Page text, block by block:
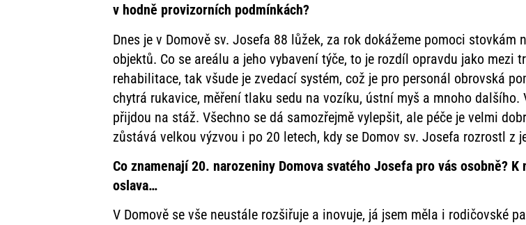
v hodně provizorních podmínkách?
Dnes je v Domově sv. Josefa 88 lůžek, za rok dokážeme pomoci
objektů. Co se areálu a jeho vybavení týče, to je rozdíl opravdu jako
rehabilitace, tak všude je zvedací systém, což je pro personál obrovská
chytrá rukavice, měření tlaku sedu na vozíku, ústní myš a mnoho
přijdou na stáž. Všechno se dá samozřejmě vylepšit, ale péče je velmi
zůstává velkou výzvou i po 20 letech, kdy se Domov sv. Josefa rozrostl z
Co znamenají 20. narozeniny Domova svatého Josefa pro vás osobně?
oslava…
V Domově se vše neustále rozšiřuje a inovuje, já jsem měla i rodičovské